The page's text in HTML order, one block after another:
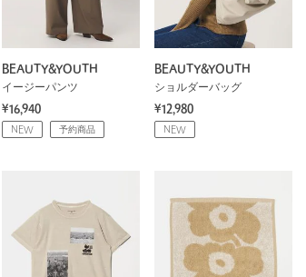
BEAUTY&YOUTH
イージーパンツ
¥16,940
NEW 予約商品
BEAUTY&YOUTH
ショルダーバッグ
¥12,980
NEW